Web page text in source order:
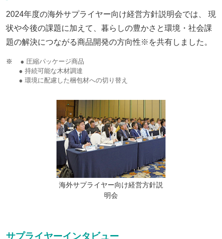
2024年度の海外サプライヤー向け経営方針説明会では、 現
状や今後の課題に加えて、暮らしの豊かさと環境・社会課
題の解決につながる商品開発の方向性※を共有しました。
※
● 圧縮パッケージ商品
● 持続可能な木材調達
● 環境に配慮した梱包材への切り替え
海外サプライヤー向け経営方針説
明会
サプライヤーインタビュー